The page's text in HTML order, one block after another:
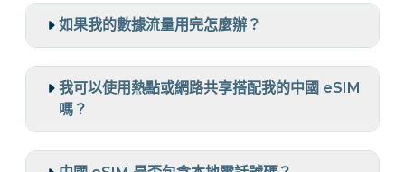
如果我的數據流量用完怎麼辦？
我可以使用熱點或網路共享搭配我的中國 eSIM
嗎？